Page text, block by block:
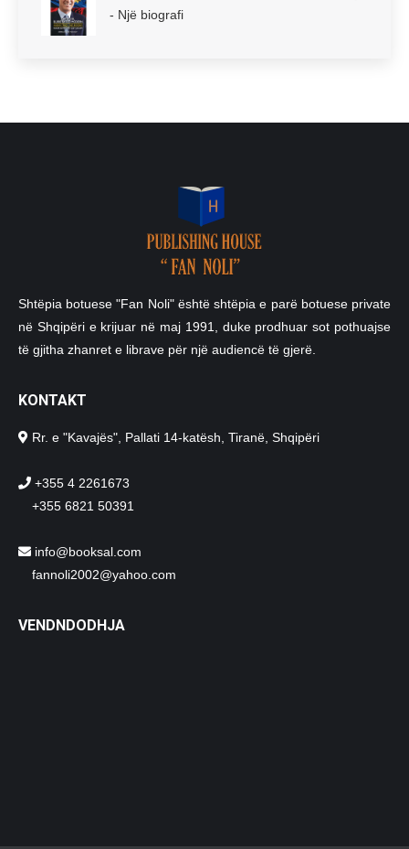
- Një biografi
Shtëpia botuese "Fan Noli" është shtëpia e parë botuese private
në Shqipëri e krijuar në maj 1991, duke prodhuar sot pothuajse
të gjitha zhanret e librave për një audiencë të gjerë.
KONTAKT
Rr. e "Kavajës", Pallati 14-katësh, Tiranë, Shqipëri
+355 4 2261673
+355 6821 50391
info@booksal.com
fannoli2002@yahoo.com
VENDNDODHJA